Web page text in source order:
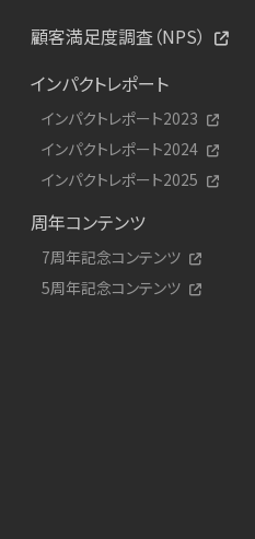
顧客満足度調査（NPS）
インパクトレポート
インパクトレポート2023
インパクトレポート2024
インパクトレポート2025
周年コンテンツ
7周年記念コンテンツ
5周年記念コンテンツ